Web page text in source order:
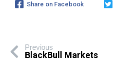
Share on Facebook
Previous
BlackBull Markets